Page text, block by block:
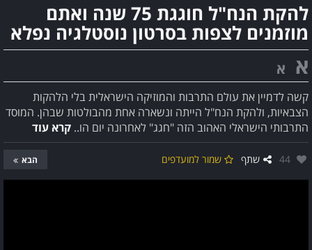
להקת הנח"ל חוגגת 75 שנה ואתם
מוזמנים לצפות בסרטון נוסטלגיה נפלא
א א
קשה לדמיין את עולם התרבות והמוזיקה הישראלית בלי הלהקות
הצבאיות, ולהקת הנח"ל הייתה ונשארה אחת מהבולטות שבהן. המוסד
התרבותי הישראלי האהוב הזה "חגג" לאחרונה יום הו.. קרא עוד
אהבו:
44 שתף שמור למועדפים הבא